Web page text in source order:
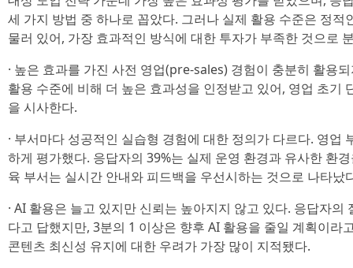
세 가지 방법 중 하나로 꼽았다. 그러나 실제 활용 수준은 정
물러 있어, 가장 효과적인 방식에 대한 투자가 부족한 것으로
· 높은 효과를 가진 사전 영업(pre-sales) 경험이 충분히 활용
활용 수준에 비해 더 높은 효과성을 인정받고 있어, 영업 초기
을 시사한다.
· 부서마다 성공적인 실습형 경험에 대한 정의가 다르다. 영업
하게 평가했다. 응답자의 39%는 실제 운영 환경과 유사한 환
육 부서는 실시간 안내와 피드백을 우선시하는 것으로 나타났
· AI 활용은 늘고 있지만 신뢰는 높아지지 않고 있다. 응답자
다고 답했지만, 3분의 1 이상은 향후 AI 활용을 줄일 계획이라
콘텐츠 최신성 유지에 대한 우려가 가장 많이 지적됐다.